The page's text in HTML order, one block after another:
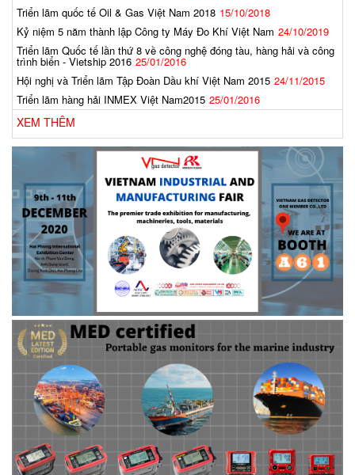
Triển lãm quốc tế Oil & Gas Việt Nam 2018 15/10/2018
Kỷ niệm 5 năm thành lập Công ty Máy Đo Khí Việt Nam 24/10/2019
Triển lãm Quốc tế lần thứ 8 về công nghệ đóng tàu, hàng hải và công
trình biển - Vietship 2016 25/01/2016
Hội nghị và Triển lãm Tập Đoàn Dầu khí Việt Nam 2015 24/11/2015
Triển lãm hàng hải INMEX Việt Nam2015 25/01/2016
XEM THÊM